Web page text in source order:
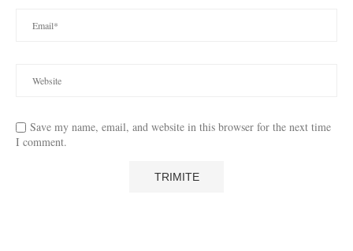
Save my name, email, and website in this browser for the next time
I comment.